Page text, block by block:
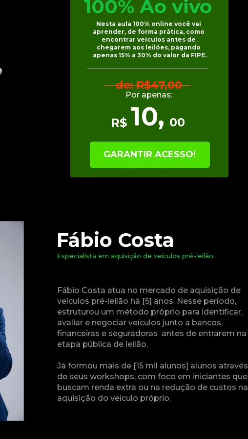
100% Ao vivo
Nesta aula 100% online você vai
aprender, de forma prática, como
encontrar veículos antes de
chegarem aos leilões, pagando
apenas 15% a 30% do valor da FIPE.
de: R$47,00
Por apenas:
10, 00
R$
GARANTIR ACESSO!
Fábio Costa
Especialista em aquisição de veículos pré-leilão
Fábio Costa atua no mercado de aquisição de
veículos pré-leilão há [5] anos. Nesse período,
estruturou um método próprio para identificar,
avaliar e negociar veículos junto a bancos,
financeiras e seguradoras  antes de entrarem na
etapa pública de leilão.
Já formou mais de [15 mil alunos] alunos através
de seus workshops, com foco em iniciantes que
buscam renda extra ou na redução de custos na
aquisição do veículo próprio.